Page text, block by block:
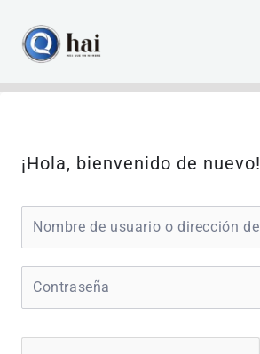
contenido
¡Hola, bienvenido de nuevo!